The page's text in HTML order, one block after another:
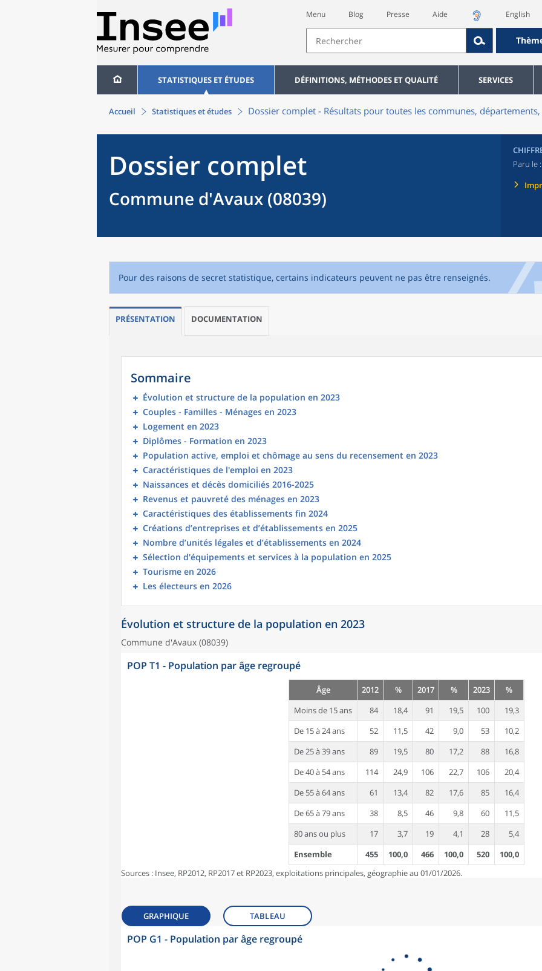
Menu Blog Presse Aide English
STATISTIQUES ET ÉTUDES DÉFINITIONS, MÉTHODES ET QUALITÉ SERVICES
Accueil Statistiques et études Dossier complet - Résultats pour toutes les communes,
Dossier complet
Commune d'Avaux (08039)
Paru le
Pour des raisons de secret statistique, certains indicateurs peuvent ne pas être renseignés.
PRÉSENTATION DOCUMENTATION
Sommaire
Évolution et structure de la population en 2023
Couples - Familles - Ménages en 2023
Logement en 2023
Diplômes - Formation en 2023
Population active, emploi et chômage au sens du recensement en 2023
Caractéristiques de l'emploi en 2023
Naissances et décès domiciliés 2016-2025
Revenus et pauvreté des ménages en 2023
Caractéristiques des établissements fin 2024
Créations d’entreprises et d’établissements en 2025
Nombre d’unités légales et d’établissements en 2024
Sélection d'équipements et services à la population en 2025
Tourisme en 2026
Les électeurs en 2026
Évolution et structure de la population en 2023
Commune d'Avaux (08039)
POP T1 - Population par âge regroupé
Âge 2012 % 2017 % 2023
%
Moins de 15 ans
84 18,4 91 19,5 100
19,3
De 15 à 24 ans
52 11,5 42 9,0 53
10,2
De 25 à 39 ans
89 19,5 80 17,2 88
16,8
De 40 à 54 ans
114 24,9 106 22,7 106
20,4
De 55 à 64 ans
61 13,4 82 17,6 85
16,4
De 65 à 79 ans
38 8,5 46 9,8 60
11,5
80 ans ou plus
17 3,7 19 4,1 28
5,4
Ensemble
455 100,0 466 100,0 520
100,0
Sources : Insee, RP2012, RP2017 et RP2023, exploitations principales, géographie au 01/01/2026.
GRAPHIQUE TABLEAU
POP G1 - Population par âge regroupé